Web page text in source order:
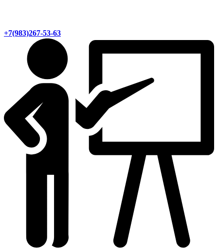
+7(983)267-53-63